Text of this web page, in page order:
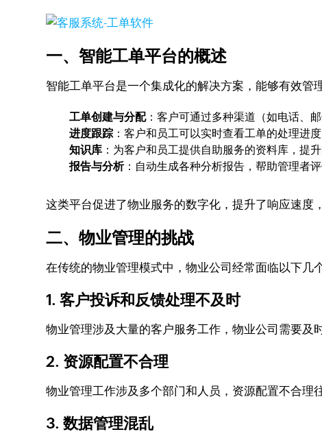
一、智能工单平台的概述
智能工单平台是一个集成化的解决方案，能够有效管
工单创建与分配：客户可通过多种渠道（如电话、
进度跟踪 ：客户和员工可以实时查看工单的处理进度
知识库 ：为客户和员工提供自助服务的资料库，提
报告与分析：自动生成各种分析报告，帮助管理者
这类平台促进了物业服务的数字化，提升了响应速度
二、物业管理的挑战
在传统的物业管理模式中，物业公司经常面临以下几
1. 客户投诉和反馈处理不及时
物业管理涉及大量的客户服务工作，物业公司需要及
2. 资源配置不合理
物业管理工作涉及多个部门和人员，资源配置不合理
3. 数据管理混乱